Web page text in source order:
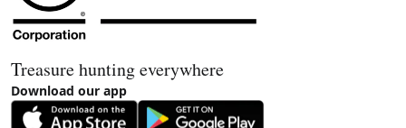
Treasure hunting everywhere
Download our app